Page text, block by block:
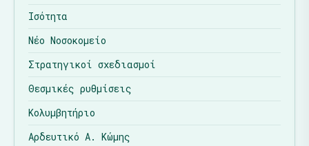
Ισότητα
Νέο Νοσοκομείο
Στρατηγικοί σχεδιασμοί
Θεσμικές ρυθμίσεις
Κολυμβητήριο
Αρδευτικό Α. Κώμης